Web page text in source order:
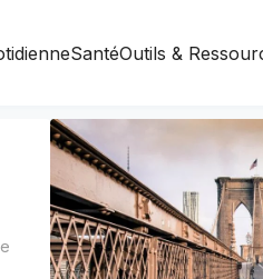
SantéOutils &